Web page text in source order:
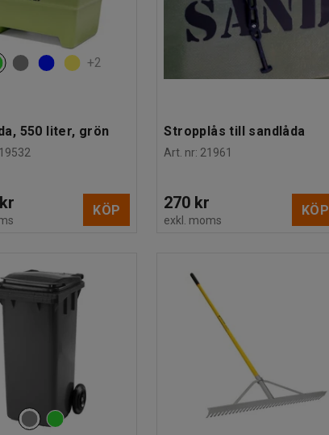
+2
550 liter, grön
KÖP
Stropplås till sandlåda
Art. nr: 21961
270 kr
exkl. moms
KÖP